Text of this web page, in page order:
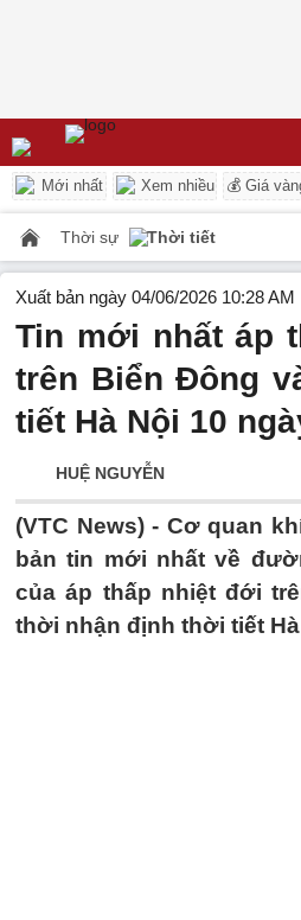
Mới nhất Xem nhiều 💰 Giá
Thời sự Thời tiết
Xuất bản ngày 04/06/2026 10:28 AM
Tin mới nhất áp
trên Biển Đông
tiết Hà Nội 10
HUỆ NGUYỄN
(VTC News) - Cơ quan
bản tin mới nhất về
của áp thấp nhiệt đới
thời nhận định thời tiết